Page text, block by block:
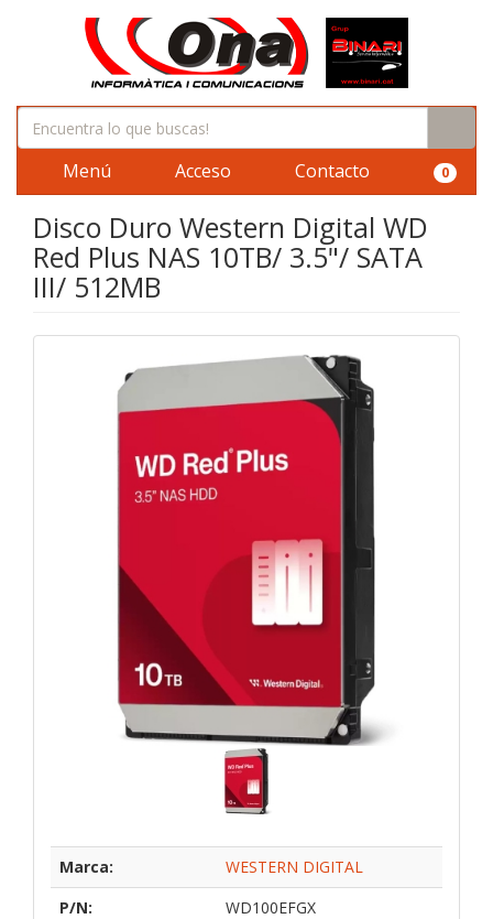
Menú Acceso Contacto 0
Disco Duro Western Digital WD
Red Plus NAS 10TB/ 3.5"/ SATA
III/ 512MB
Marca:
WESTERN DIGITAL
P/N:
WD100EFGX